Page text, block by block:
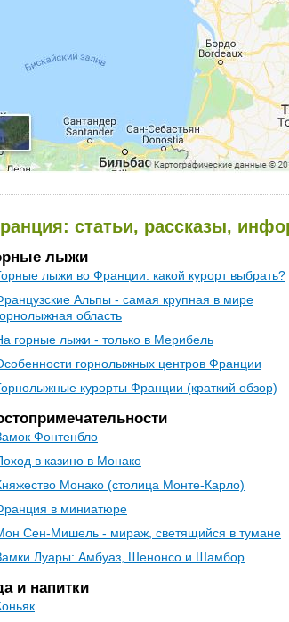
статьи, рассказы,
лыжи
лыжи во Франции: какой курорт выбрать?
Альпы - самая крупная в мире
область
горные лыжи - только в Мерибель
горнолыжных центров Франции
курорты Франции (краткий обзор)
Фонтенбло
в казино в Монако
Монако (столица Монте-Карло)
в миниатюре
Сен-Мишель - мираж, светящийся в тумане
Луары: Амбуаз, Шенонсо и Шамбор
и напитки